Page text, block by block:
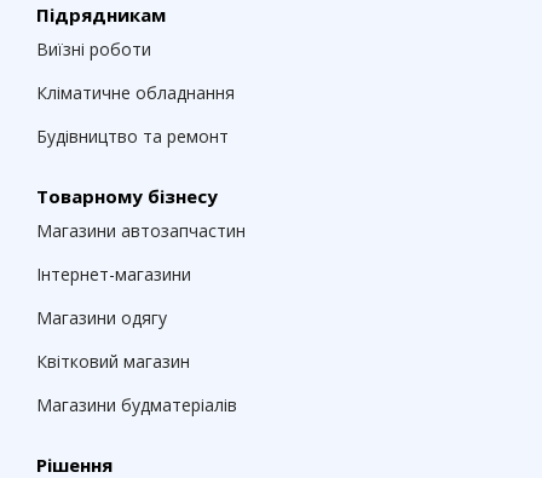
Підрядникам
Виїзні роботи
Кліматичне обладнання
Будівництво та ремонт
Товарному бізнесу
Магазини автозапчастин
Інтернет-магазини
Магазини одягу
Квітковий магазин
Магазини будматеріалів
Рішення